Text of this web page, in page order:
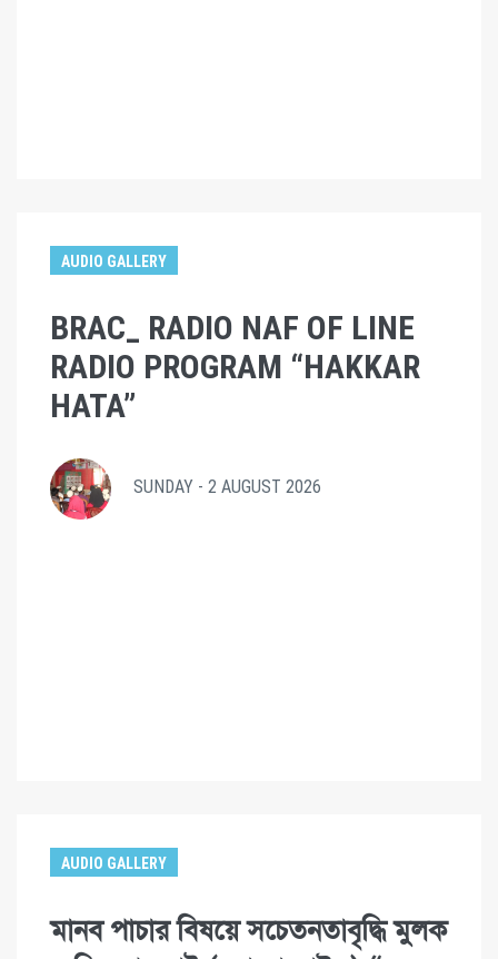
AUDIO GALLERY
BRAC_ RADIO NAF OF LINE
RADIO PROGRAM “HAKKAR
HATA”
SUNDAY - 2 AUGUST 2026
AUDIO GALLERY
মানব পাচার বিষয়ে সচেতনতাবৃদ্ধি মুলক